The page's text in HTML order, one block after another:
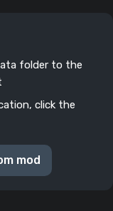
folder to the
click the
mod